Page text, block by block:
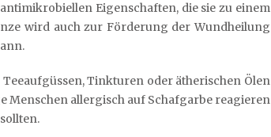
Eigenschaften, die sie zu einem
wird auch zur Förderung der Wundheilung
Tinkturen oder ätherischen Ölen
Menschen allergisch auf Schafgarbe reagieren